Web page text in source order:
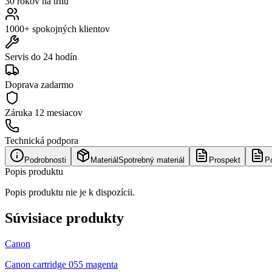
1000+ spokojných klientov
Servis do 24 hodín
Doprava zadarmo
Záruka 12 mesiacov
Technická podpora
Podrobnosti Materiál Spotrebný materiál Prospekt
Popis produktu
Popis produktu nie je k dispozícii.
Súvisiace produkty
Canon
Canon cartridge 055 magenta